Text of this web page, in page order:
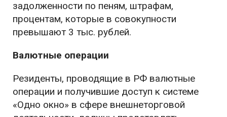
задолженности по пеням, штрафам,
процентам, которые в совокупности
превышают 3 тыс. рублей.
Валютные операции
Резиденты, проводящие в РФ валютные
операции и получившие доступ к системе
«Одно окно» в сфере внешнеторговой